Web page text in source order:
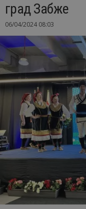
град Забже
06/04/2024 08:03